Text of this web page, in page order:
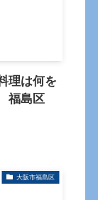
理は何を
福島区
大阪市福島区